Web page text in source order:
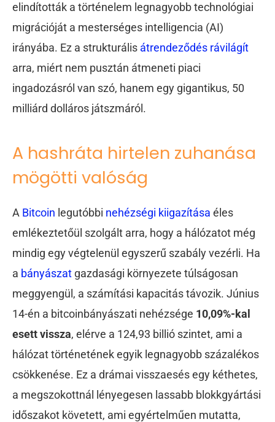
elindították a történelem legnagyobb technológiai
migrációját a mesterséges intelligencia (AI)
irányába. Ez a strukturális átrendeződés rávilágít
arra, miért nem pusztán átmeneti piaci
ingadozásról van szó, hanem egy gigantikus, 50
milliárd dolláros játszmáról.
A hashráta hirtelen zuhanása
mögötti valóság
A Bitcoin legutóbbi nehézségi kiigazítása éles
emlékeztetőül szolgált arra, hogy a hálózatot még
mindig egy végtelenül egyszerű szabály vezérli. Ha
a bányászat gazdasági környezete túlságosan
meggyengül, a számítási kapacitás távozik. Június
14-én a bitcoinbányászati nehézsége 10,09%-kal
esett vissza, elérve a 124,93 billió szintet, ami a
hálózat történetének egyik legnagyobb százalékos
csökkenése. Ez a drámai visszaesés egy kéthetes,
a megszokottnál lényegesen lassabb blokkgyártási
időszakot követett, ami egyértelműen mutatta,